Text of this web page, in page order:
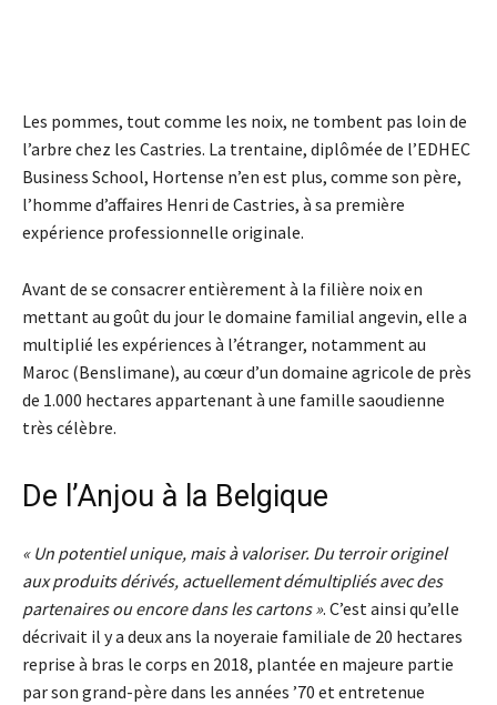
Les pommes, tout comme les noix, ne tombent pas loin de
l’arbre chez les Castries. La trentaine, diplômée de l’EDHEC
Business School, Hortense n’en est plus, comme son père,
l’homme d’affaires Henri de Castries, à sa première
expérience professionnelle originale.
Avant de se consacrer entièrement à la filière noix en
mettant au goût du jour le domaine familial angevin, elle a
multiplié les expériences à l’étranger, notamment au
Maroc (Benslimane), au cœur d’un domaine agricole de près
de 1.000 hectares appartenant à une famille saoudienne
très célèbre.
De l’Anjou à la Belgique
« Un potentiel unique, mais à valoriser. Du terroir originel
aux produits dérivés, actuellement démultipliés avec des
partenaires ou encore dans les cartons ». C’est ainsi qu’elle
décrivait il y a deux ans la noyeraie familiale de 20 hectares
reprise à bras le corps en 2018, plantée en majeure partie
par son grand-père dans les années ’70 et entretenue